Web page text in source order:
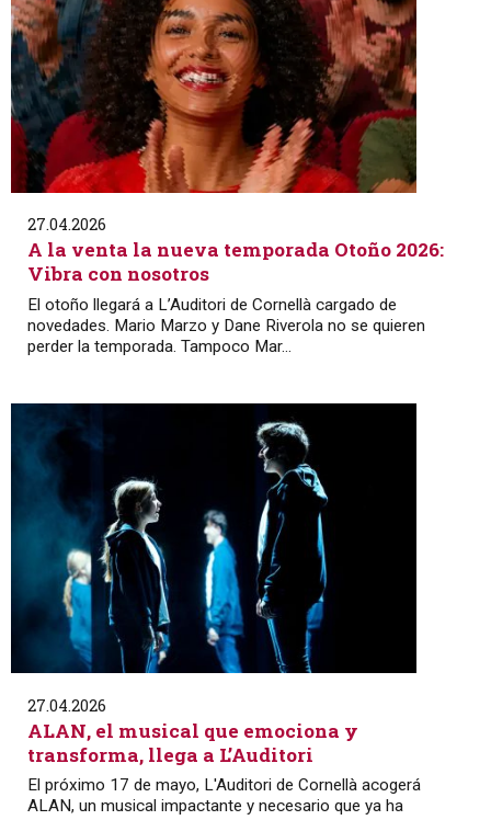
27.04.2026
A la venta la nueva temporada Otoño 2026:
Vibra con nosotros
El otoño llegará a L’Auditori de Cornellà cargado de
novedades. Mario Marzo y Dane Riverola no se quieren
perder la temporada. Tampoco Mar...
27.04.2026
ALAN, el musical que emociona y
transforma, llega a L’Auditori
El próximo 17 de mayo, L'Auditori de Cornellà acogerá
ALAN, un musical impactante y necesario que ya ha